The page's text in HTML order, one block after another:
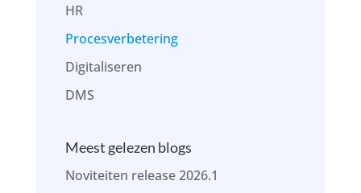
HR
Procesverbetering
Digitaliseren
DMS
Meest gelezen blogs
Noviteiten release 2026.1